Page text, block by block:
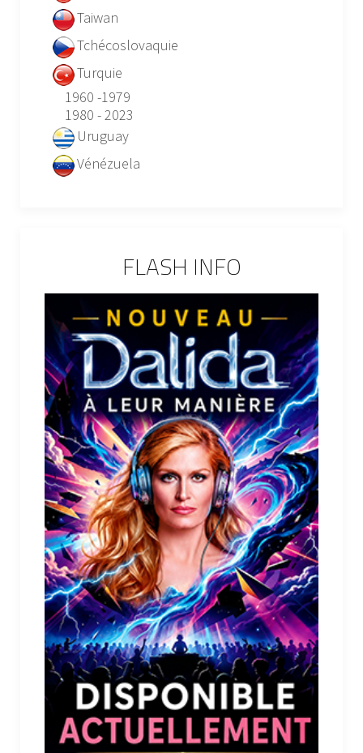
Taiwan
Tchécoslovaquie
Turquie
1960 -1979
1980 - 2023
Uruguay
Vénézuela
FLASH INFO